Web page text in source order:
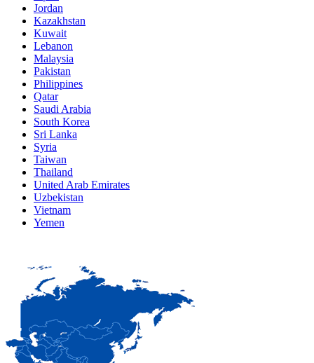
Jordan
Kazakhstan
Kuwait
Lebanon
Malaysia
Pakistan
Philippines
Qatar
Saudi Arabia
South Korea
Sri Lanka
Syria
Taiwan
Thailand
United Arab Emirates
Uzbekistan
Vietnam
Yemen